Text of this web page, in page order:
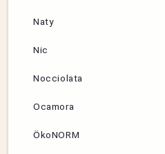
Naty
Nic
Nocciolata
Ocamora
ÖkoNORM